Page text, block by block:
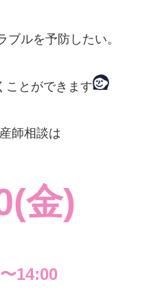
ブルを予防したい。
ことができます
師相談は
金)
14:00